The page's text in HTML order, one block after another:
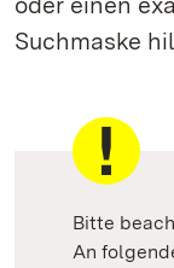
Suchmaske
Bitte
An